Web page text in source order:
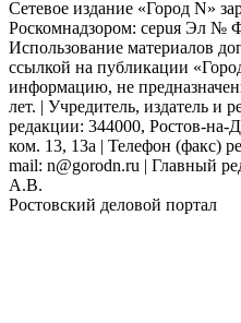
Сетевое издание «Город N»
Роскомнадзором: серuя Эл №
Использование материалов
ссылкой на публикации
информацию, не
лет. | Учредитель, издатель и
редакции: 344000, Ростов-на-
ком. 13, 13а | Телефон (факс)
mail: n@gorodn.ru | Главный
А.В.
Ростовский деловой портал